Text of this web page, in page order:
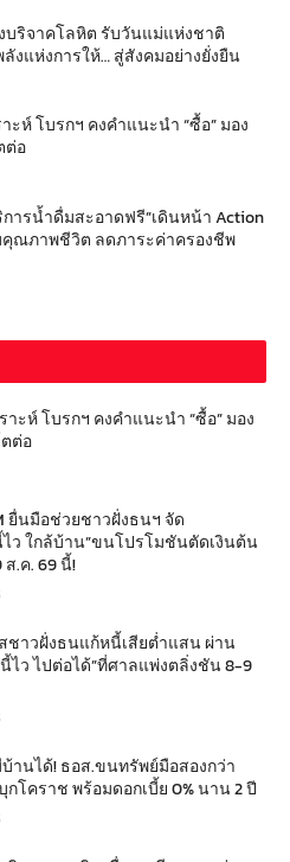
บริจาคโลหิต รับวันแม่แห่งชาติ
งแห่งการให้… สู่สังคมอย่างยั่งยืน
ะห์ โบรกฯ คงคำแนะนำ “ซื้อ” มอง
ต่อ
การน้ำดื่มสะอาดฟรี”เดินหน้า Action
คุณภาพชีวิต ลดภาระค่าครองชีพ
าะห์ โบรกฯ คงคำแนะนำ “ซื้อ” มอง
ต่อ
ยื่นมือช่วยชาวฝั่งธนฯ จัด
ว ใกล้บ้าน”ขนโปรโมชันตัดเงินต้น
ส.ค. 69 นี้!
สชาวฝั่งธนแก้หนี้เสียต่ำแสน ผ่าน
ไว ไปต่อได้”ที่ศาลแพ่งตลิ่งชัน 8-9
านได้! ธอส.ขนทรัพย์มือสองกว่า
กโคราช พร้อมดอกเบี้ย 0% นาน 2 ปี